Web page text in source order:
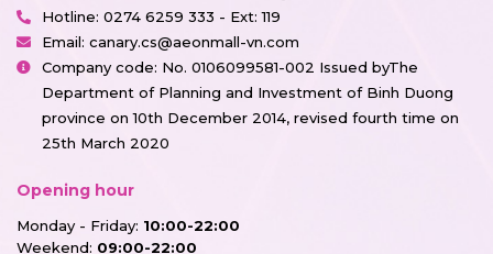
Hotline: 0274 6259 333 - Ext: 119
Email: canary.cs@aeonmall-vn.com
Company code: No. 0106099581-002 Issued byThe
Department of Planning and Investment of Binh Duong
province on 10th December 2014, revised fourth time on
25th March 2020
Opening hour
Monday - Friday: 10:00-22:00
Weekend: 09:00-22:00